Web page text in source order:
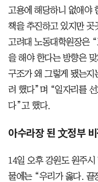
고용에 해당하니 없애야
책을 추진하고 있지만 곳
고려대 노동대학원장은
을 해야 한다는 방향은
구조가 왜 그렇게 됐는지
려 했다”며 “일자리를
다”고 했다.
아수라장 된 文정부
14일 오후 강원도 원주
물에는 “우리가 옳다. 끝